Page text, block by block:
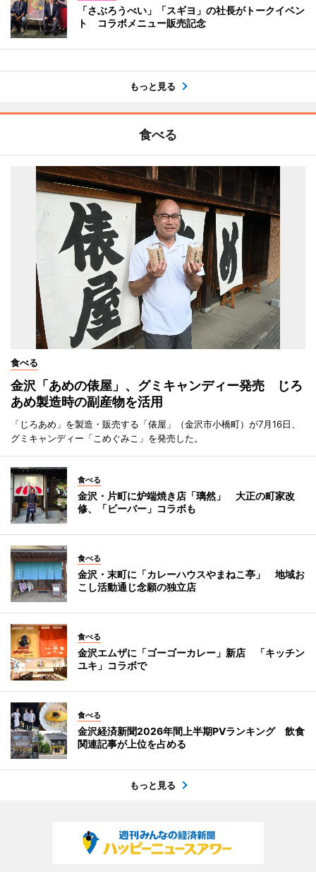
「さぶろうべい」「スギヨ」の社長がトークイベン
ト コラボメニュー販売記念
もっと見る
食べる
食べる
金沢「あめの俵屋」、グミキャンディー発売 じろ
あめ製造時の副産物を活用
「じろあめ」を製造・販売する「俵屋」（金沢市小橋町）が7月16日、
グミキャンディー「こめぐみこ」を発売した。
食べる
金沢・片町に炉端焼き店「璃然」 大正の町家改
修、「ビーバー」コラボも
食べる
金沢・末町に「カレーハウスやまねこ亭」 地域お
こし活動通じ念願の独立店
食べる
金沢エムザに「ゴーゴーカレー」新店 「キッチン
ユキ」コラボで
食べる
金沢経済新聞2026年間上半期PVランキング 飲食
関連記事が上位を占める
もっと見る